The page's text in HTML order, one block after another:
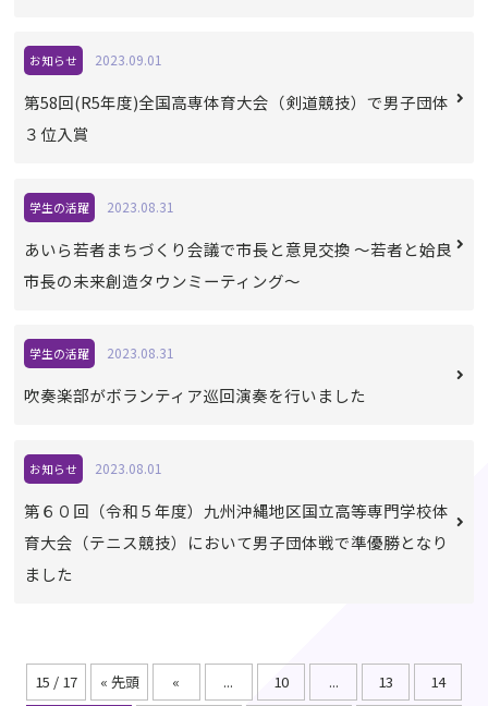
お知らせ 2023.09.01
第58回(R5年度)全国高専体育大会（剣道競技）で男子団体
３位入賞
学生の活躍 2023.08.31
あいら若者まちづくり会議で市長と意見交換 ～若者と姶良
市長の未来創造タウンミーティング～
学生の活躍 2023.08.31
吹奏楽部がボランティア巡回演奏を行いました
お知らせ 2023.08.01
第６０回（令和５年度）九州沖縄地区国立高等専門学校体
育大会（テニス競技）において男子団体戦で準優勝となり
ました
15 / 17 « 先頭 « ... 10 ... 13 14